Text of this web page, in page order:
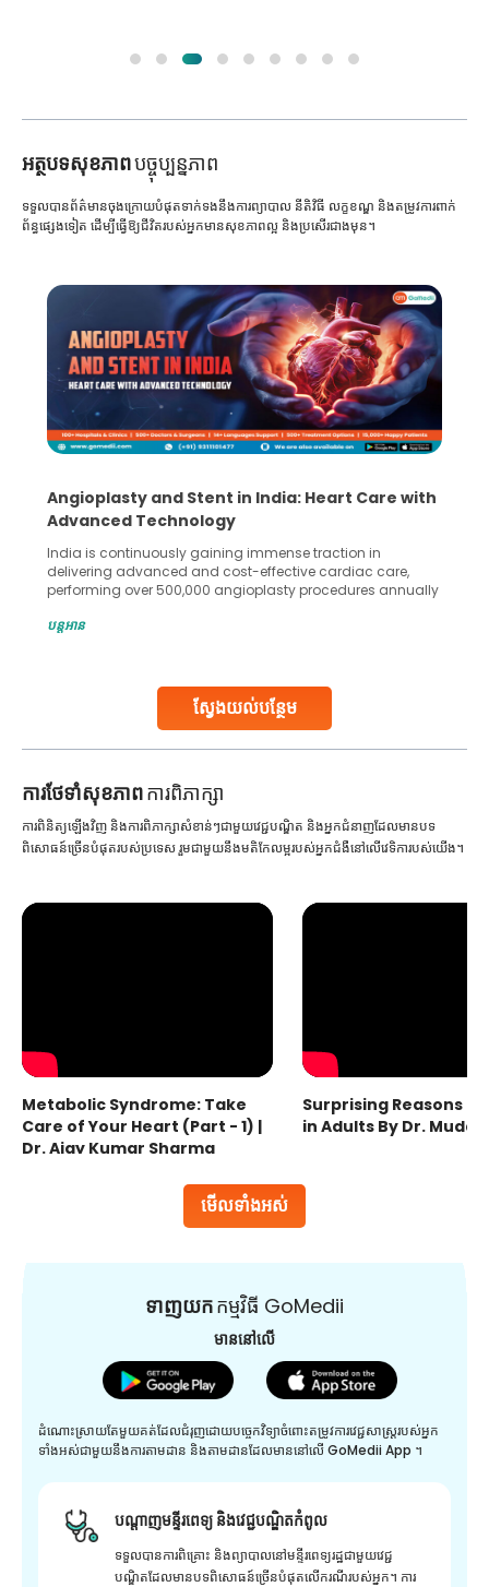
អត្ថបទសុខភាពបច្ចុប្បន្នភាព
ស្វែងយល់បន្ថែម
ទទួលបានព័ត៌មានចុងក្រោយបំផុតទាក់ទងនឹងការព្យាបាល នីតិវិធី លក្ខខណ្ឌ និងតម្រូវការពាក់
ព័ន្ធផ្សេងទៀត ដើម្បីធ្វើឱ្យជីវិតរបស់អ្នកមានសុខភាពល្អ និងប្រសើរជាងមុន។
5 Essential Steps for Effective Human Sperm
Collection and Processing Methods
Human sperm collection and processing are critical steps
in advanced reproductive techniques like In Vitro
Fertilization (IVF) and intrauterine insemination (IUI). These
challenges and help couples achieve their dream of
collected, they process the
បន្តអាន
ការ​ថែទាំ​សុខភាពការពិភាក្សា
មើលទាំងអស់
ការពិនិត្យឡើងវិញ និងការពិភាក្សាសំខាន់ៗជាមួយវេជ្ជបណ្ឌិត និងអ្នកជំនាញដែលមានបទ
ពិសោធន៍ច្រើនបំផុតរបស់ប្រទេស រួមជាមួយនឹងមតិកែលម្អរបស់អ្នកជំងឺនៅលើវេទិការបស់យើង។
Metabolic Syndrome: Take
Care of Your Heart (Part - 1) |
Dr. Ajay Kumar Sharma
Surprising Reasons
in Adults By Dr.
ទាញយកកម្មវិធី GoMedii
មាននៅលើ
ដំណោះស្រាយតែមួយគត់ដែលជំរុញដោយបច្ចេកវិទ្យាចំពោះតម្រូវការវេជ្ជសាស្រ្តរបស់អ្នក
ទាំងអស់ជាមួយនឹងការតាមដាន និងតាមដានដែលមាននៅលើ GoMedii App ។
បណ្តាញមន្ទីរពេទ្យ និងវេជ្ជបណ្ឌិតកំពូល
ទទួលបានការពិគ្រោះ និងព្យាបាលនៅមន្ទីរពេទ្យរដ្ឋជាមួយវេជ្ជ
បណ្ឌិតដែលមានបទពិសោធន៍ច្រើនបំផុតលើករណីរបស់អ្នក។ ការ